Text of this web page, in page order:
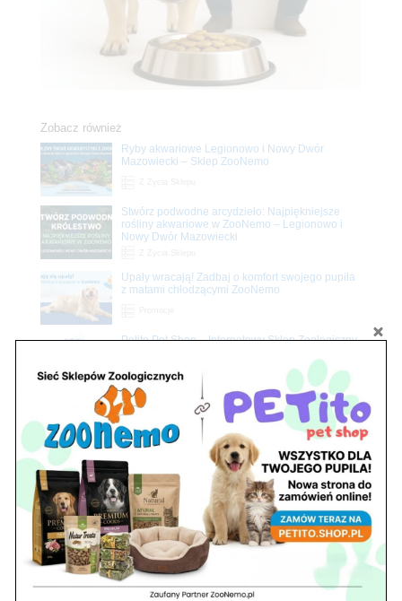
Zobacz również
Ryby akwariowe Legionowo i Nowy Dwór
Mazowiecki – Sklep ZooNemo
Stwórz podwodne arcydzieło: Najpiękniejsze
rośliny akwariowe w ZooNemo – Legionowo i
Nowy Dwór Mazowiecki
Upały wracają! Zadbaj o komfort swojego pupila
z matami chłodzącymi ZooNemo
Z Życia Sklepu
Petito Pet Shop – Internetowy Sklep Zoologiczny
Znajdź nas
Adres
05-120 Legionowo
ul. Piłsudskiego 31,
pawilon 134
tel./fax. 22 784 71 96
Godziny pracy
pon. – piąt. 10.00 – 19.00